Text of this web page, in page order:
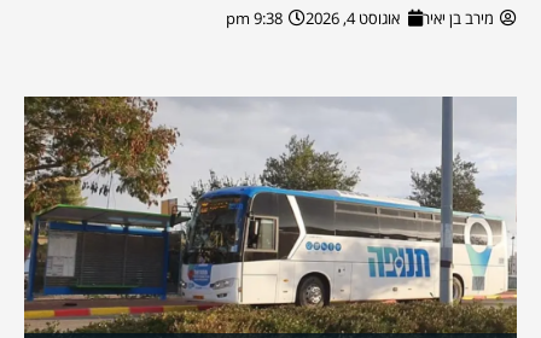
מירב בן יאיר אוגוסט 4, 2026 9:38 pm